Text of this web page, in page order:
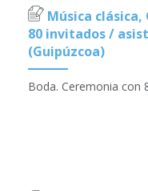
Música clásica,
80 invitados /
(Guipúzcoa)
Boda. Ceremonia con